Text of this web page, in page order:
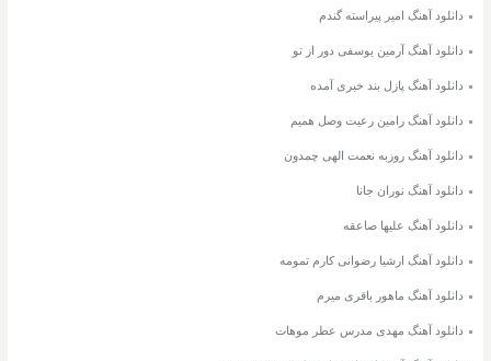
دانلود آهنگ امیر پیراسته گندم
دانلود آهنگ آرمین یوسفی دور از تو
دانلود آهنگ پازل بند خبری آمده
دانلود آهنگ رامین رعیت وصل همیم
دانلود آهنگ روزبه نعمت الهی چمدون
دانلود آهنگ نوران جانا
دانلود آهنگ علیها صاعقه
دانلود آهنگ ارشیا رضوانی کارم تمومه
دانلود آهنگ ماهور باقری میرم
دانلود آهنگ مهدی مدرس عطر موهات